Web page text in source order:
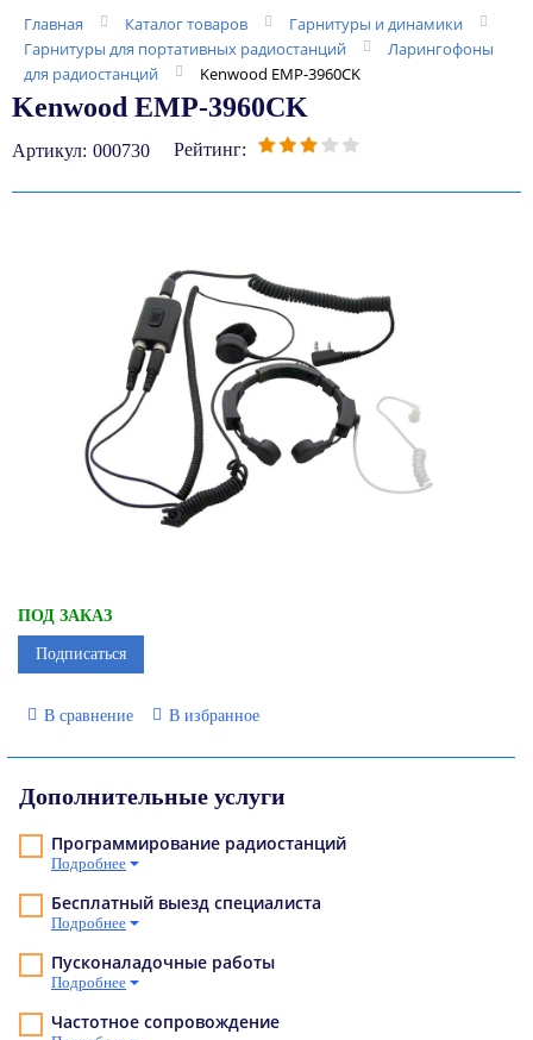
Главная Каталог товаров
Гарнитуры и динамики
Гарнитуры для портативных радиостанций
Ларингофоны
для радиостанций
Kenwood EMP-3960СK
Kenwood EMP-3960СK
Артикул: 000730 Рейтинг:
ПОД ЗАКАЗ
Подписаться
В сравнение В избранное
Дополнительные услуги
Программирование радиостанций
Подробнее
Бесплатный выезд специалиста
Подробнее
Пусконаладочные работы
Подробнее
Частотное сопровождение